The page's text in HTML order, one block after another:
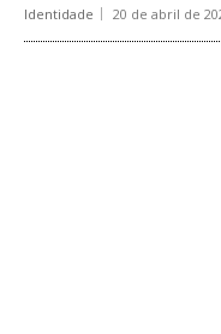
Identidade 20 de abril de